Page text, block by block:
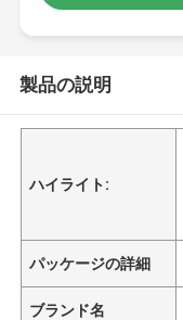
製品の説明
ハイライト:
パッケージの詳細
ブランド名